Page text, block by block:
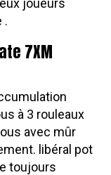
joueurs
.
7XM
à 3 rouleaux
avec mûr
libéral pot
toujours